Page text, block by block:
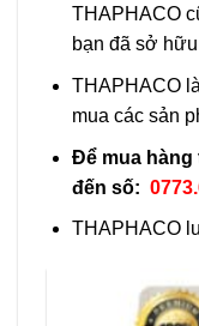
THAPHACO
bạn đã sở
THAPHACO
mua các sản
Để mua hàng
đến số:
THAPHACO